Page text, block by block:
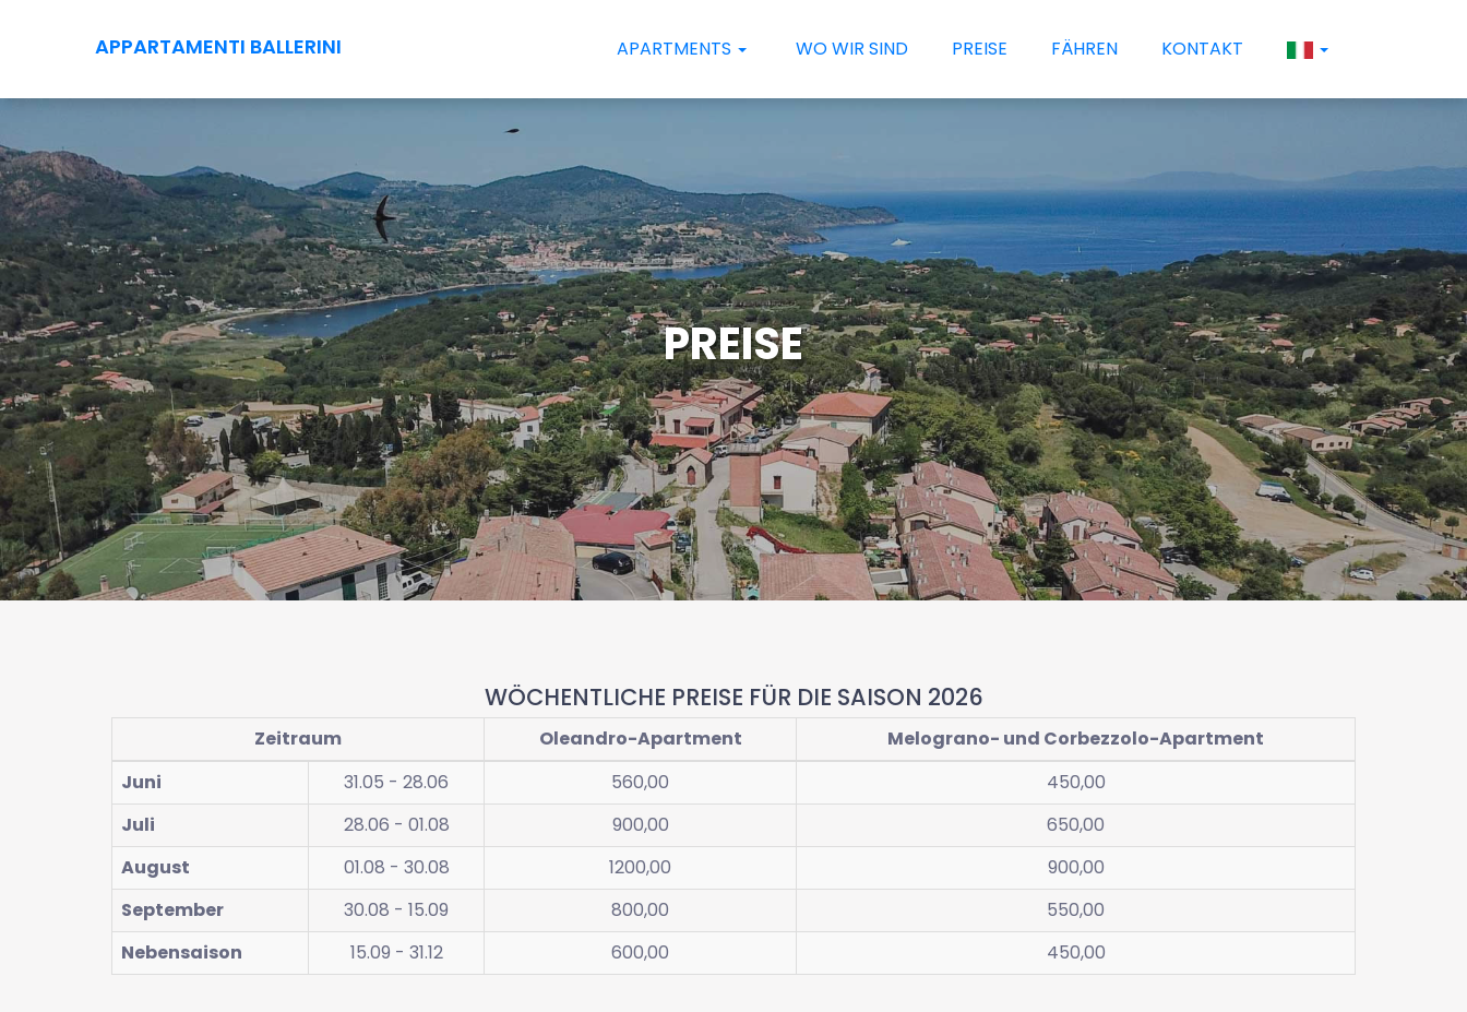
APPARTAMENTI BALLERINI APARTMENTS WO WIR SIND PREISE FÄHREN KONTAKT
PREISE
WÖCHENTLICHE PREISE FÜR DIE SAISON 2026
Zeitraum Oleandro-Apartment
Melograno- und Corbezzolo-Apartment
Juni
31.05 - 28.06 560,00
450,00
Juli
28.06 - 01.08 900,00
650,00
August
01.08 - 30.08 1200,00
900,00
September
30.08 - 15.09 800,00
550,00
Nebensaison
15.09 - 31.12 600,00 450,00